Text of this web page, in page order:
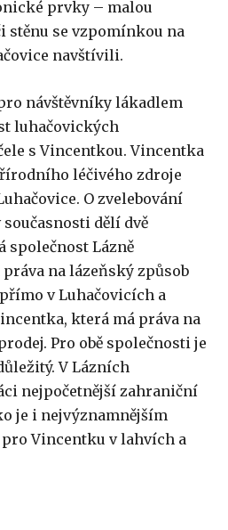
prvky – malou
stěnu se vzpomínkou na
navštívili.
návštěvníky lákadlem
luhačovických
s Vincentkou. Vincentka
léčivého zdroje
O zvelebování
dělí dvě
společnost Lázně
na lázeňský způsob
v Luhačovicích a
která má práva na
Pro obě společnosti je
V Lázních
nejpočetnější zahraniční
je i nejvýznamnějším
Vincentku v lahvích a